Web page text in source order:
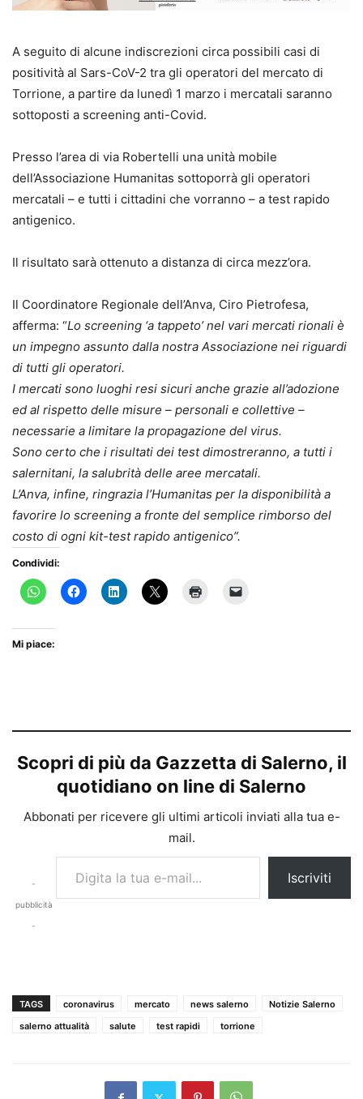
A seguito di alcune indiscrezioni circa possibili casi di
positività al Sars-CoV-2 tra gli operatori del mercato di
Torrione, a partire da lunedì 1 marzo i mercatali saranno
sottoposti a screening anti-Covid.
Presso l’area di via Robertelli una unità mobile
dell’Associazione Humanitas sottoporrà gli operatori
mercatali – e tutti i cittadini che vorranno – a test rapido
antigenico.
Il risultato sarà ottenuto a distanza di circa mezz’ora.
Il Coordinatore Regionale dell’Anva, Ciro Pietrofesa,
afferma: “Lo screening ‘a tappeto’ nel vari mercati rionali è
un impegno assunto dalla nostra Associazione nei riguardi
di tutti gli operatori.
I mercati sono luoghi resi sicuri anche grazie all’adozione
ed al rispetto delle misure – personali e collettive –
necessarie a limitare la propagazione del virus.
Sono certo che i risultati dei test dimostreranno, a tutti i
salernitani, la salubrità delle aree mercatali.
L’Anva, infine, ringrazia l’Humanitas per la disponibilità a
favorire lo screening a fronte del semplice rimborso del
costo di ogni kit-test rapido antigenico”.
Condividi:
Mi piace:
Scopri di più da Gazzetta di Salerno, il
quotidiano on line di Salerno
Abbonati per ricevere gli ultimi articoli inviati alla tua e-
mail.
-
pubblicità
-
Digita la tua e-mail...
Iscriviti
TAGS coronavirus mercato news salerno
Notizie Salerno
salerno attualità
salute test rapidi torrione